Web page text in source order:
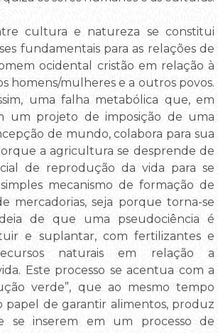
cultura e natureza se constitui
fundamentais para as relações de
ocidental cristão em relação à
homens/mulheres e a outros povos.
uma falha metabólica que, em
um projeto de imposição de uma
de mundo, colabora para sua
a agricultura se desprende de
de reprodução da vida para se
mecanismo de formação de
mercadorias, seja porque torna-se
de que uma pseudociência é
e suplantar, com fertilizantes e
naturais em relação a
Este processo se acentua com a
verde”, que ao mesmo tempo
papel de garantir alimentos, produz
se inserem em um processo de